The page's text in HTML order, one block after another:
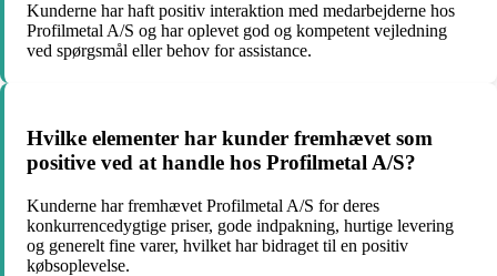
Kunderne har haft positiv interaktion med medarbejderne hos
Profilmetal A/S og har oplevet god og kompetent vejledning
ved spørgsmål eller behov for assistance.
Hvilke elementer har kunder fremhævet som
positive ved at handle hos Profilmetal A/S?
Kunderne har fremhævet Profilmetal A/S for deres
konkurrencedygtige priser, gode indpakning, hurtige levering
og generelt fine varer, hvilket har bidraget til en positiv
købsoplevelse.